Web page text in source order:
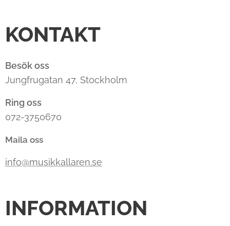
KONTAKT
Besök oss
Jungfrugatan 47, Stockholm
Ring oss
072-3750670
Maila oss
info@musikkallaren.se
INFORMATION